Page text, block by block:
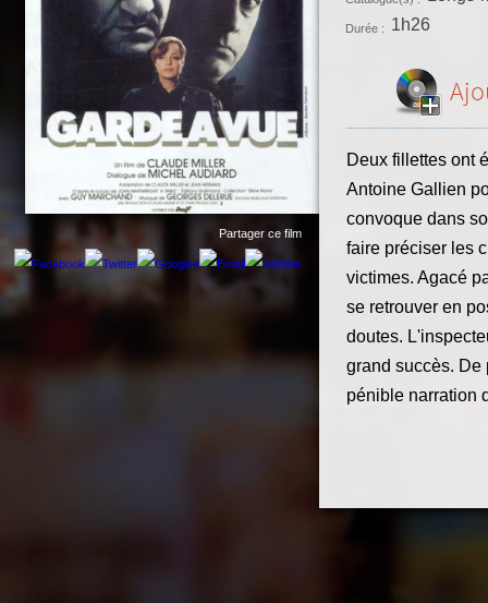
Partager ce film
Durée : 1h26
Deux fillettes ont
Antoine Gallien
convoque dans
faire préciser les
victimes. Agacé
se retrouver en
doutes.
grand succès. De
pénible narration